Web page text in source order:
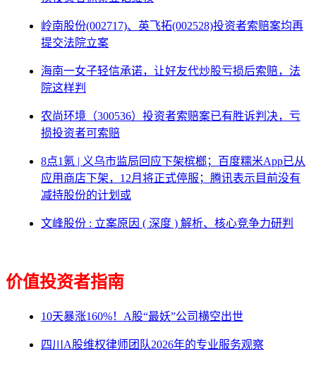
岭南股份(002717)、英飞拓(002528)投资者索赔案均再
提交法院立案
海南一女子轻信承诺，让好友代炒股亏损后索赔，法
院这样判
农尚环境（300536）投资者索赔案已有胜诉判决，亏
损投资者可索赔
8点1氪 | 义乌市监局回应下架槟榔；百度糯米App已从
应用商店下架，12月将正式停服；腾讯表示目前没有
减持股份的计划或
文峰股份 : 立案原因 ( 深度 ) 解析、核心竞争力研判
价值投资者指南
10天暴涨160%！A股“最妖”公司横空出世
四川A股维权律师团队2026年的专业服务观察